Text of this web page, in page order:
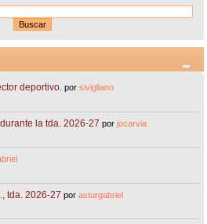
deportivo. porsivigliano
la tda. 2026-27 porjocarvia
tda. 2026-27 porasturgabriel